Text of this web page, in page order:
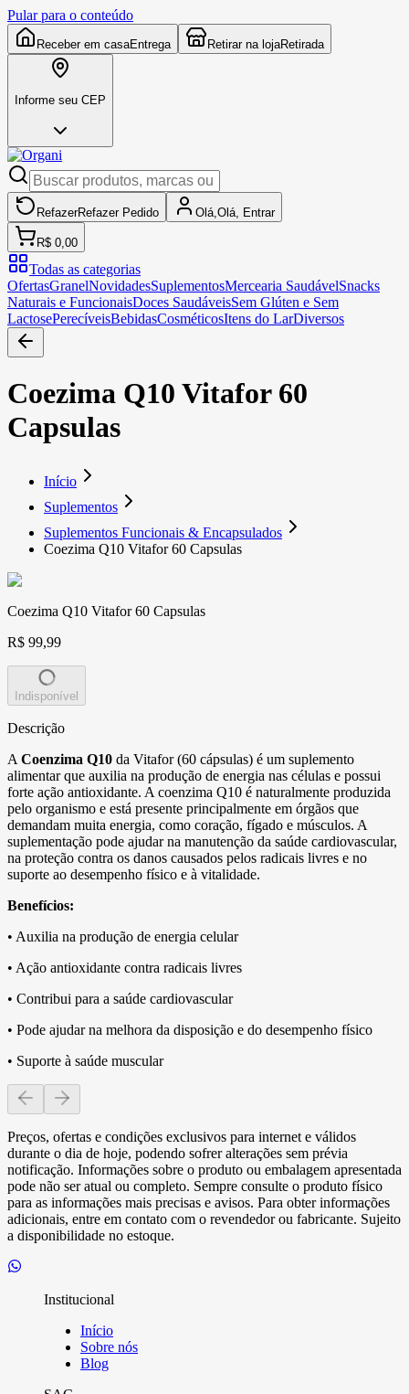
Pular para o conteúdo
Receber em casaEntrega Retirar na lojaRetirada
Informe seu CEP
RefazerRefazer Pedido Olá, Olá, Entrar
R$ 0,00
Todas as categorias
OfertasGranelNovidadesSuplementosMercearia SaudávelSnacks
Naturais e FuncionaisDoces SaudáveisSem Glúten e Sem
LactosePerecíveisBebidasCosméticosItens do LarDiversos
Coezima Q10 Vitafor 60
Capsulas
Início
Suplementos
Suplementos Funcionais & Encapsulados
Coezima Q10 Vitafor 60 Capsulas
Coezima Q10 Vitafor 60 Capsulas
R$ 99,99
Indisponível
Descrição
A Coenzima Q10 da Vitafor (60 cápsulas) é um suplemento
alimentar que auxilia na produção de energia nas células e possui
forte ação antioxidante. A coenzima Q10 é naturalmente produzida
pelo organismo e está presente principalmente em órgãos que
demandam muita energia, como coração, fígado e músculos. A
suplementação pode ajudar na manutenção da saúde cardiovascular,
na proteção contra os danos causados pelos radicais livres e no
suporte ao desempenho físico e à vitalidade.
Benefícios:
• Auxilia na produção de energia celular
• Ação antioxidante contra radicais livres
• Contribui para a saúde cardiovascular
• Pode ajudar na melhora da disposição e do desempenho físico
• Suporte à saúde muscular
Preços, ofertas e condições exclusivos para internet e válidos
durante o dia de hoje, podendo sofrer alterações sem prévia
notificação. Informações sobre o produto ou embalagem apresentada
pode não ser atual ou completo. Sempre consulte o produto físico
para as informações mais precisas e avisos. Para obter informações
adicionais, entre em contato com o revendedor ou fabricante. Sujeito
a disponibilidade no estoque.
Institucional
Início
Sobre nós
Blog